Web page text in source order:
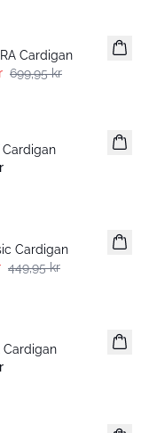
Cardigan
699,95 kr
Cardigan
size
Cardigan
449,95 kr
Cardigan